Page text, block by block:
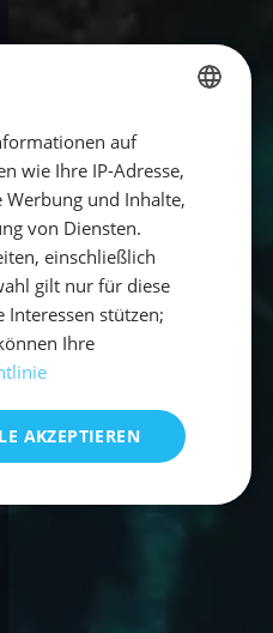
GERMAN
auf
wie Ihre IP-Adresse,
und Inhalte,
von Diensten.
einschließlich
gilt nur für diese
stützen;
Ihre
AKZEPTIEREN